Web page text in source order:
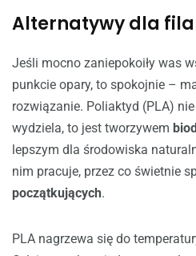
Alternatywy dla
Jeśli mocno zaniepokoiły was
punkcie opary, to spokojnie –
rozwiązanie. Poliaktyd (PLA)
wydziela, to jest tworzywem
lepszym dla środowiska
nim pracuje, przez co świetnie
początkujących.
PLA nagrzewa się do